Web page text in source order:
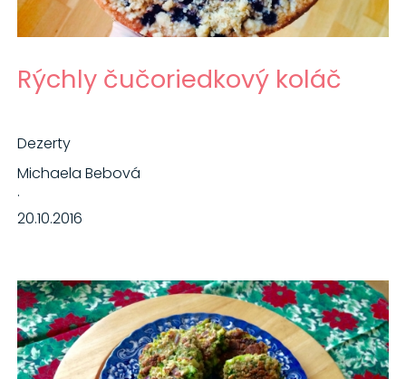
Rýchly čučoriedkový koláč
Dezerty
Michaela Bebová
·
20.10.2016